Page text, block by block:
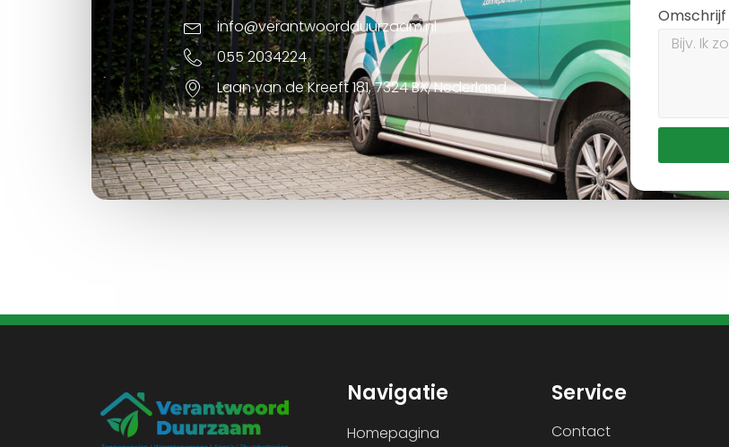
info@verantwoordduurzaam.nl
055 2034224
Laan van de Kreeft 181, 7324 BX, Nederland
Navigatie
Homepagina
Service
Contact